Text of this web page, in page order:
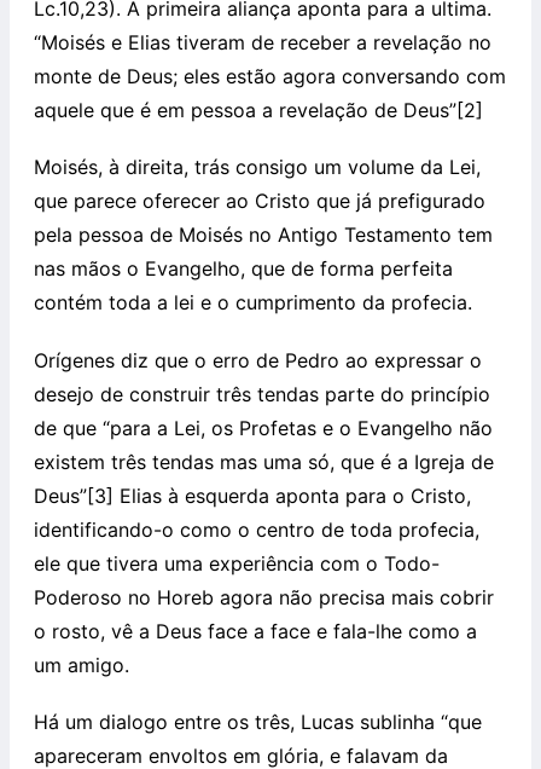
Lc.10,23). A primeira aliança aponta para a ultima.
“Moisés e Elias tiveram de receber a revelação no
monte de Deus; eles estão agora conversando com
aquele que é em pessoa a revelação de Deus”[2]
Moisés, à direita, trás consigo um volume da Lei,
que parece oferecer ao Cristo que já prefigurado
pela pessoa de Moisés no Antigo Testamento tem
nas mãos o Evangelho, que de forma perfeita
contém toda a lei e o cumprimento da profecia.
Orígenes diz que o erro de Pedro ao expressar o
desejo de construir três tendas parte do princípio
de que “para a Lei, os Profetas e o Evangelho não
existem três tendas mas uma só, que é a Igreja de
Deus”[3] Elias à esquerda aponta para o Cristo,
identificando-o como o centro de toda profecia,
ele que tivera uma experiência com o Todo-
Poderoso no Horeb agora não precisa mais cobrir
o rosto, vê a Deus face a face e fala-lhe como a
um amigo.
Há um dialogo entre os três, Lucas sublinha “que
apareceram envoltos em glória, e falavam da